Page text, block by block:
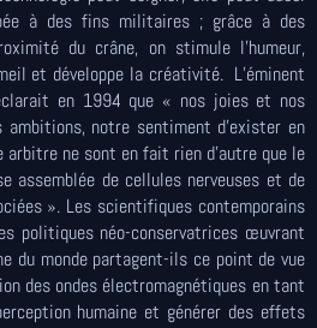
à des fins militaires ; grâce à des
du crâne, on stimule l’humeur,
et développe la créativité. L’éminent
en 1994 que « nos joies et nos
ambitions, notre sentiment d’exister en
ne sont en fait rien d’autre que le
assemblée de cellules nerveuses et de
». Les scientifiques contemporains
politiques néo-conservatrices œuvrant
du monde partagent-ils ce point de vue
des ondes électromagnétiques en tant
humaine et générer des effets